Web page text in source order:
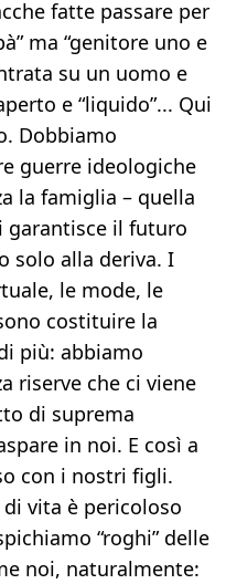
fatte passare per
ma “genitore uno e
su un uomo e
e “liquido”... Qui
Dobbiamo
guerre ideologiche
la famiglia – quella
garantisce il futuro
solo alla deriva. I
le mode, le
costituire la
più: abbiamo
riserve che ci viene
di suprema
in noi. E così a
con i nostri figli.
vita è pericoloso
“roghi” delle
noi, naturalmente: